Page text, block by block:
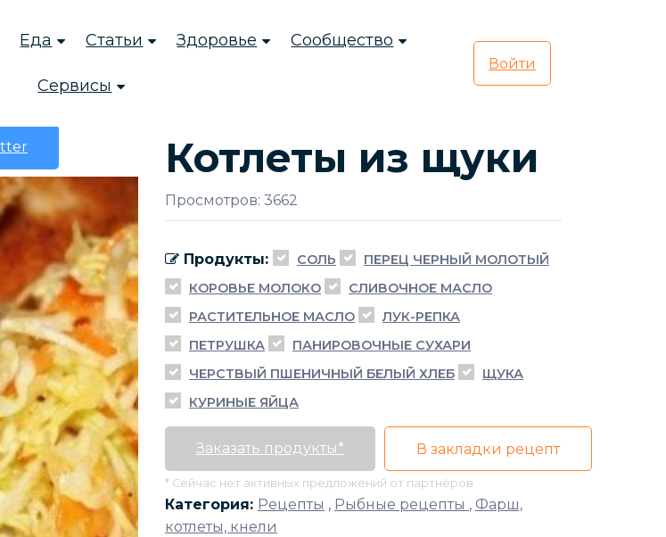
Еда Статьи Здоровье Сообщество
Сервисы
Войти
Котлеты из щуки
Просмотров: 3662
Продукты: СОЛЬ
ПЕРЕЦ ЧЕРНЫЙ МОЛОТЫЙ
КОРОВЬЕ МОЛОКО
СЛИВОЧНОЕ МАСЛО
РАСТИТЕЛЬНОЕ МАСЛО
ЛУК-РЕПКА
ПЕТРУШКА
ПАНИРОВОЧНЫЕ СУХАРИ
ЧЕРСТВЫЙ ПШЕНИЧНЫЙ БЕЛЫЙ ХЛЕБ
ЩУКА
КУРИНЫЕ ЯЙЦА
Заказать продукты* В закладки рецепт
* Сейчас нет активных предложений от партнёров
Категория: Рецепты , Рыбные рецепты , Фарш,
котлеты, кнели